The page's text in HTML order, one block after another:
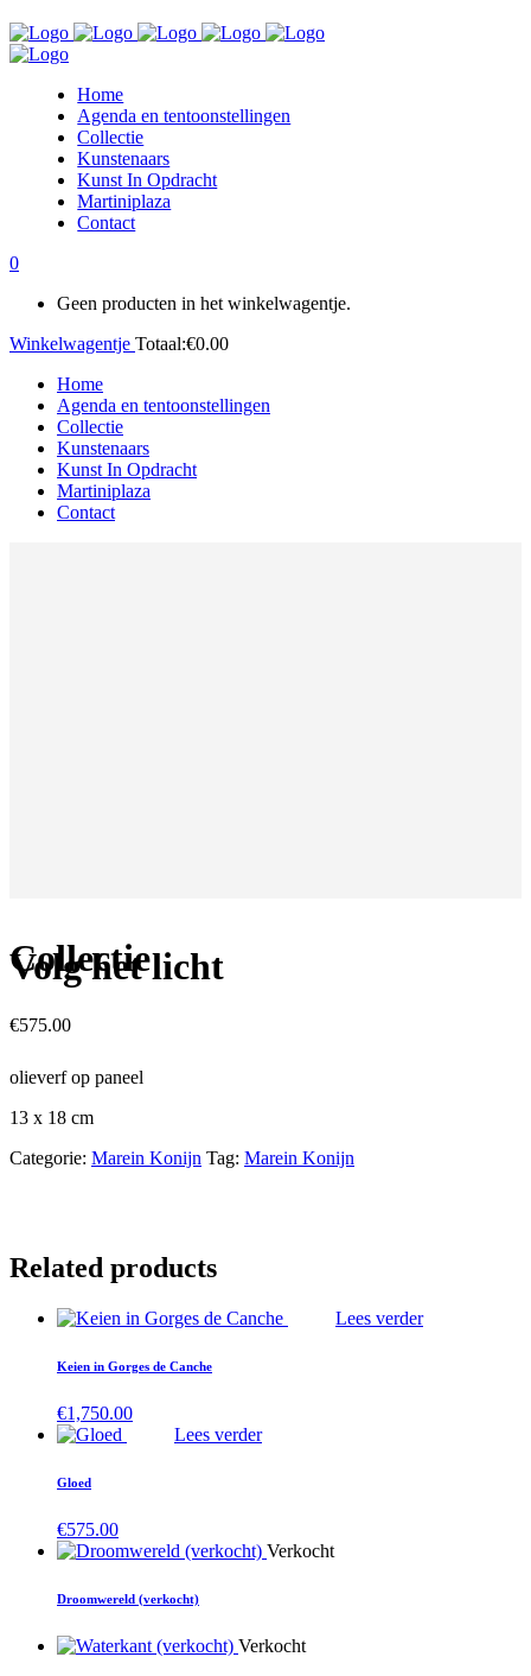
Home
Agenda en tentoonstellingen
Collectie
Kunstenaars
Kunst In Opdracht
Martiniplaza
Contact
0
Geen producten in het winkelwagentje.
Winkelwagentje Totaal:€0.00
Home
Agenda en tentoonstellingen
Collectie
Kunstenaars
Kunst In Opdracht
Martiniplaza
Contact
Collectie
Volg het licht
€575.00
olieverf op paneel
13 x 18 cm
Categorie: Marein Konijn Tag: Marein Konijn
Related products
Lees verder
Keien in Gorges de Canche
€1,750.00
Lees verder
Gloed
€575.00
Verkocht
Droomwereld (verkocht)
Verkocht